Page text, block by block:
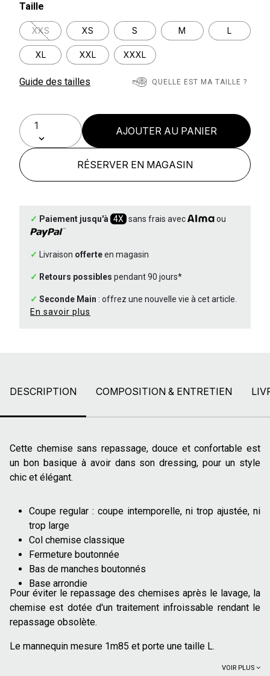
Taille
XXS XS S M L
XL XXL XXXL
Guide des tailles QUELLE EST MA TAILLE ?
AJOUTER AU PANIER
RÉSERVER EN MAGASIN
✓ Paiement jusqu'à 4X sans frais avec ou
✓ Livraison offerteen magasin
✓ Retours possibles pendant 90 jours*
✓ Seconde Main : offrez une nouvelle vie à cet article.
En savoir plus
DESCRIPTION COMPOSITION & ENTRETIEN
Cette chemise sans repassage, douce et confortable est
un bon basique à avoir dans son dressing, pour un style
chic et élégant.
Coupe regular : coupe intemporelle, ni trop ajustée, ni
trop large
Col chemise classique
Fermeture boutonnée
Bas de manches boutonnés
Base arrondie
Pour éviter le repassage des chemises après le lavage, la
chemise est dotée d'un traitement infroissable rendant le
repassage obsolète.
Le mannequin mesure 1m85 et porte une taille L.
VOIR PLUS